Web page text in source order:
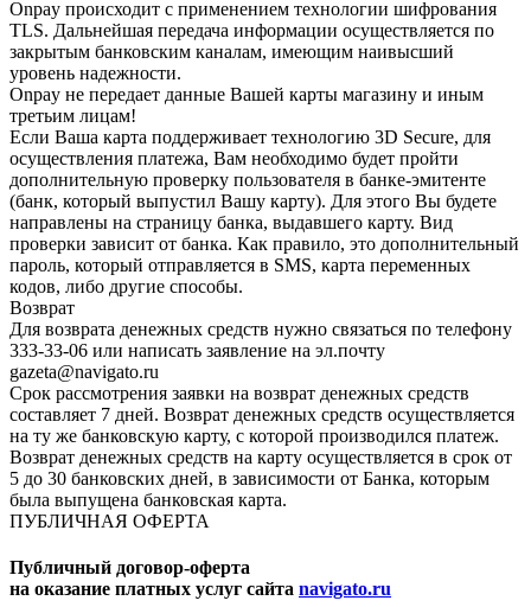
Onpay происходит с применением технологии шифрования
TLS. Дальнейшая передача информации осуществляется по
закрытым банковским каналам, имеющим наивысший
уровень надежности.
Onpay не передает данные Вашей карты магазину и иным
третьим лицам!
Если Ваша карта поддерживает технологию 3D Secure, для
осуществления платежа, Вам необходимо будет пройти
дополнительную проверку пользователя в банке-эмитенте
(банк, который выпустил Вашу карту). Для этого Вы будете
направлены на страницу банка, выдавшего карту. Вид
проверки зависит от банка. Как правило, это дополнительный
пароль, который отправляется в SMS, карта переменных
кодов, либо другие способы.
Возврат
Для возврата денежных средств нужно связаться по телефону
333-33-06 или написать заявление на эл.почту
gazeta@navigato.ru
Срок рассмотрения заявки на возврат денежных средств
составляет 7 дней. Возврат денежных средств осуществляется
на ту же банковскую карту, с которой производился платеж.
Возврат денежных средств на карту осуществляется в срок от
5 до 30 банковских дней, в зависимости от Банка, которым
была выпущена банковская карта.
ПУБЛИЧНАЯ ОФЕРТА
Публичный договор-оферта
на оказание платных услуг сайта navigato.ru